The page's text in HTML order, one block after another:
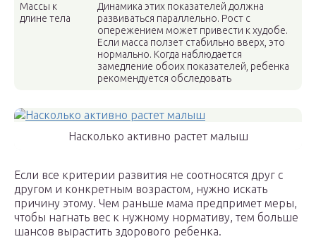
Массы к
длине тела
Динамика этих показателей должна
развиваться параллельно. Рост с
опережением может привести к худобе.
Если масса ползет стабильно вверх, это
нормально. Когда наблюдается
замедление обоих показателей, ребенка
рекомендуется обследовать
Насколько активно растет малыш
Если все критерии развития не соотносятся друг с
другом и конкретным возрастом, нужно искать
причину этому. Чем раньше мама предпримет меры,
чтобы нагнать вес к нужному нормативу, тем больше
шансов вырастить здорового ребенка.